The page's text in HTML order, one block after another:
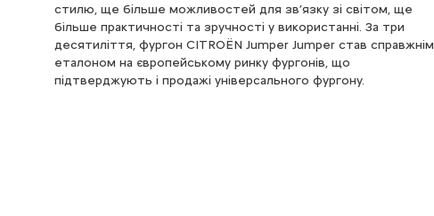
стилю, ще більше можливостей для зв’язку зі світом, ще
більше практичності та зручності у використанні. За три
десятиліття, фургон CITROЁN Jumper Jumper став справжнім
еталоном на європейському ринку фургонів, що
підтверджують і продажі універсального фургону.